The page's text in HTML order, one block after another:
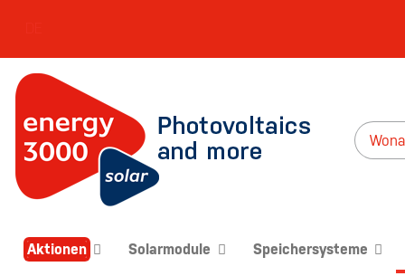
Aktionen Solarmodule Speichersysteme